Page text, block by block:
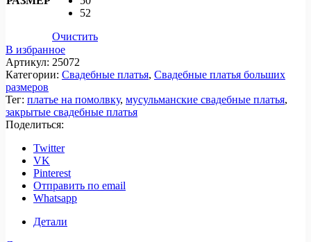
52
Очистить
В избранное
Артикул: 25072
Категории: Свадебные платья, Свадебные платья больших
размеров
Тег: платье на помолвку, мусульманские свадебные платья,
закрытые свадебные платья
Поделиться:
Twitter
VK
Pinterest
Отправить по email
Whatsapp
Детали